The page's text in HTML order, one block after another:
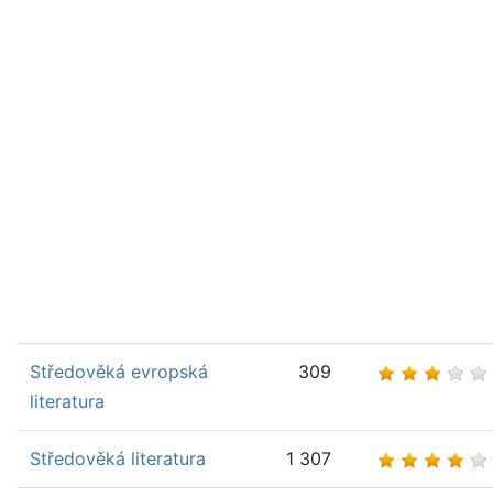
Středověká evropská
literatura
309
Středověká literatura 1 307